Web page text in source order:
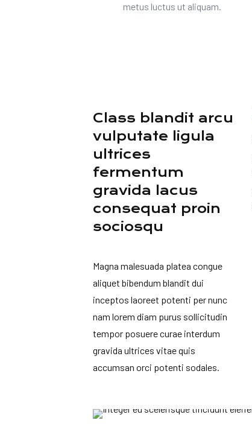
metus luctus ut aliquam.
Class blandit arcu
vulputate ligula
ultrices
fermentum
gravida lacus
consequat proin
sociosqu
Magna malesuada platea congue
aliquet bibendum blandit dui
inceptos laoreet potenti per nunc
nam lorem diam purus sollicitudin
tempor posuere curae interdum
gravida ultrices vitae quis
accumsan orci potenti sodales.